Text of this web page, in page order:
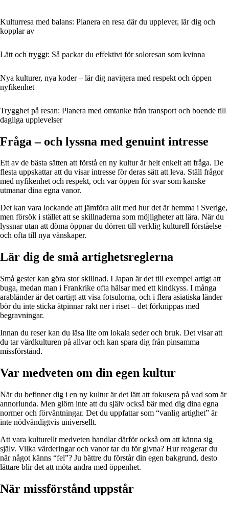
Kulturresa med balans: Planera en resa där du upplever, lär dig och
kopplar av
Lätt och tryggt: Så packar du effektivt för soloresan som kvinna
Nya kulturer, nya koder – lär dig navigera med respekt och öppen
nyfikenhet
Trygghet på resan: Planera med omtanke från transport och boende till
dagliga upplevelser
Fråga – och lyssna med genuint intresse
Ett av de bästa sätten att förstå en ny kultur är helt enkelt att fråga. De
flesta uppskattar att du visar intresse för deras sätt att leva. Ställ frågor
med nyfikenhet och respekt, och var öppen för svar som kanske
utmanar dina egna vanor.
Det kan vara lockande att jämföra allt med hur det är hemma i Sverige,
men försök i stället att se skillnaderna som möjligheter att lära. När du
lyssnar utan att döma öppnar du dörren till verklig kulturell förståelse –
och ofta till nya vänskaper.
Lär dig de små artighetsreglerna
Små gester kan göra stor skillnad. I Japan är det till exempel artigt att
buga, medan man i Frankrike ofta hälsar med ett kindkyss. I många
arabländer är det oartigt att visa fotsulorna, och i flera asiatiska länder
bör du inte sticka ätpinnar rakt ner i riset – det förknippas med
begravningar.
Innan du reser kan du läsa lite om lokala seder och bruk. Det visar att
du tar värdkulturen på allvar och kan spara dig från pinsamma
missförstånd.
Var medveten om din egen kultur
När du befinner dig i en ny kultur är det lätt att fokusera på vad som är
annorlunda. Men glöm inte att du själv också bär med dig dina egna
normer och förväntningar. Det du uppfattar som “vanlig artighet” är
inte nödvändigtvis universellt.
Att vara kulturellt medveten handlar därför också om att känna sig
själv. Vilka värderingar och vanor tar du för givna? Hur reagerar du
när något känns “fel”? Ju bättre du förstår din egen bakgrund, desto
lättare blir det att möta andra med öppenhet.
När missförstånd uppstår